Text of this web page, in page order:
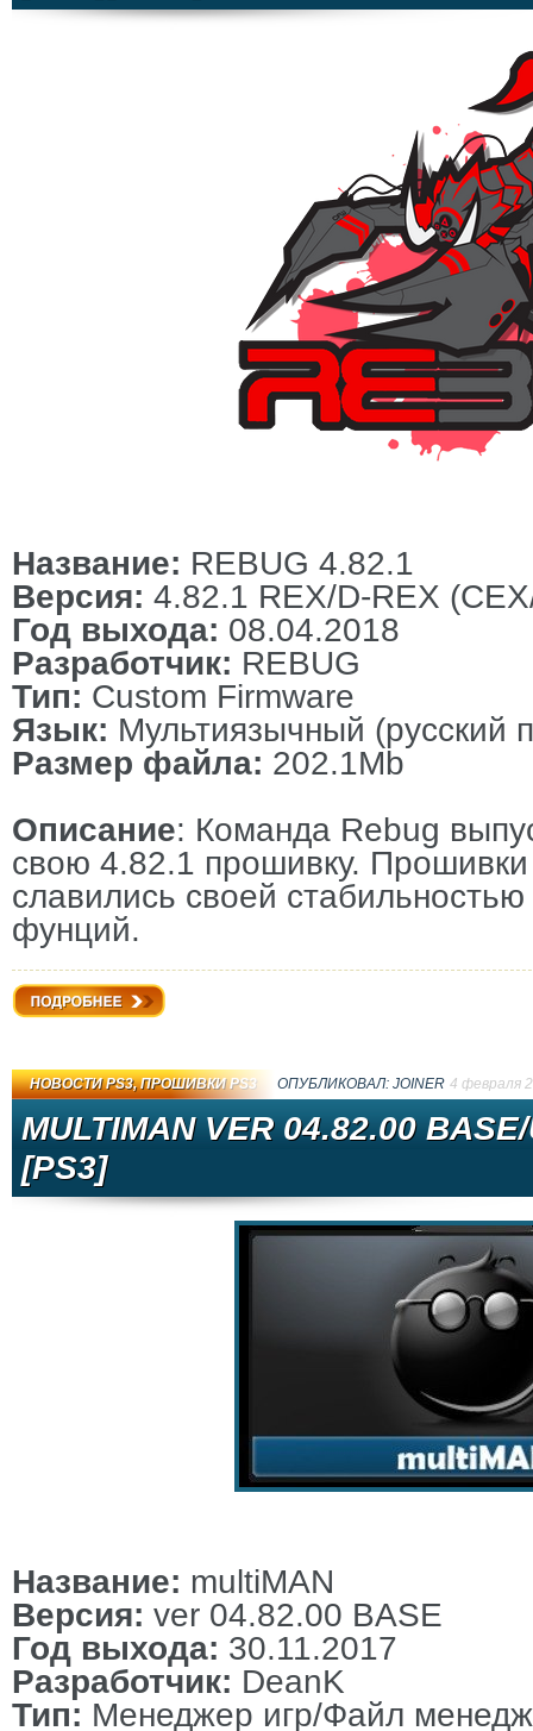
Название: REBUG 4.82.1
Версия: 4.82.1 REX/D-REX
Год выхода: 08.04.2018
Разработчик: REBUG
Тип: Custom Firmware
Язык: Мультиязычный (русский
Размер файла: 202.1Mb
Описание: Команда Rebug
свою 4.82.1 прошивку.
славились своей
фунций.
НОВОСТИ PS3,ПРОШИВКИ PS3 ОПУБЛИКОВАЛ: JOINER 4 февраля
MULTIMAN VER 04.82.00
[PS3]
Название: multiMAN
Версия: ver 04.82.00 BASE
Год выхода: 30.11.2017
Разработчик: DeanK
Тип: Менеджер игр/Файл